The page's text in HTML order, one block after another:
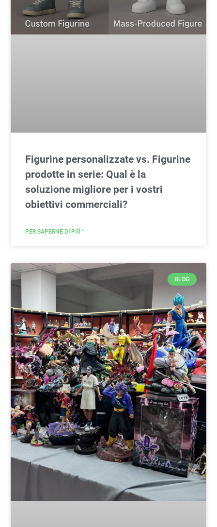
Figurine personalizzate vs. Figurine
prodotte in serie: Qual è la
soluzione migliore per i vostri
obiettivi commerciali?
PER SAPERNE DI PIÙ "
BLOG